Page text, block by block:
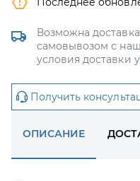
Возможна
самовывозом с
условия доставки
Получить
ОПИСАНИЕ